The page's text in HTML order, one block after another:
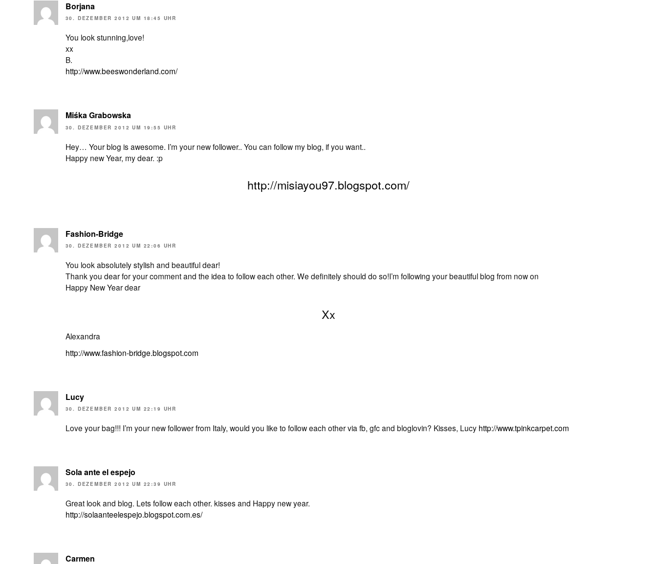
Borjana
30. DEZEMBER 2012 UM 18:45 UHR
You look stunning,love!
xx
B.
http://www.beeswonderland.com/
Miśka Grabowska
30. DEZEMBER 2012 UM 19:55 UHR
Hey… Your blog is awesome. I’m your new follower.. You can follow my blog, if you want..
Happy new Year, my dear. :p
http://misiayou97.blogspot.com/
Fashion-Bridge
30. DEZEMBER 2012 UM 22:06 UHR
You look absolutely stylish and beautiful dear!
Thank you dear for your comment and the idea to follow each other. We definitely should do so!I’m following your beautiful blog from now on
Happy New Year dear
Xx
Alexandra
http://www.fashion-bridge.blogspot.com
Lucy
30. DEZEMBER 2012 UM 22:19 UHR
Love your bag!!! I’m your new follower from Italy, would you like to follow each other via fb, gfc and bloglovin? Kisses, Lucy http://www.tpinkcarpet.com
Sola ante el espejo
30. DEZEMBER 2012 UM 22:39 UHR
Great look and blog. Lets follow each other. kisses and Happy new year.
http://solaanteelespejo.blogspot.com.es/
Carmen